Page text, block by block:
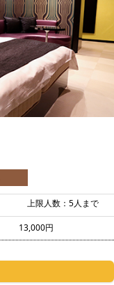
上限人数：5人まで
13,000円